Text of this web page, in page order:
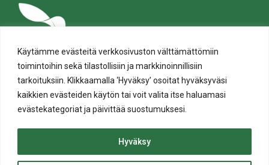
Käytämme evästeitä verkkosivuston välttämättömiin
toimintoihin sekä tilastollisiin ja markkinoinnillisiin
tarkoituksiin. Klikkaamalla ‘Hyväksy’ osoitat hyväksyväsi
kaikkien evästeiden käytön tai voit valita itse haluamasi
evästekategoriat ja päivittää suostumuksesi.
Hyväksy